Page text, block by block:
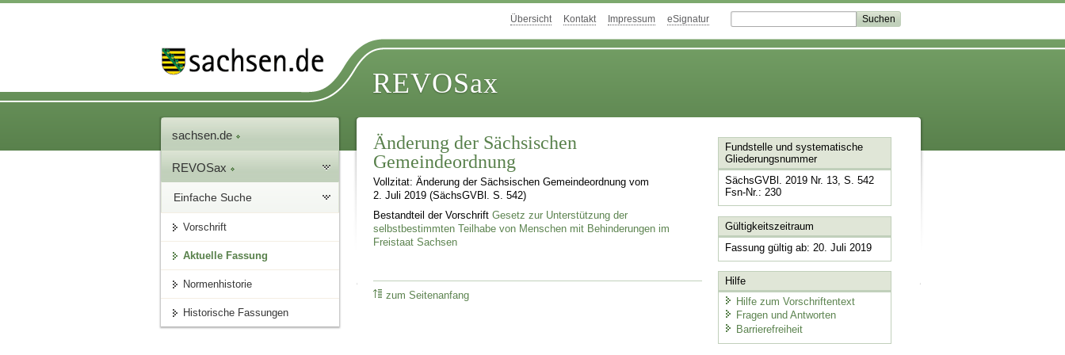
Übersicht Kontakt Impressum eSignatur
REVOSax
sachsen.de
REVOSax
Einfache Suche
Vorschrift
Aktuelle Fassung
Normenhistorie
Historische Fassungen
Änderung der Sächsischen
Gemeindeordnung
Vollzitat: Änderung der Sächsischen Gemeindeordnung vom
2. Juli 2019 (SächsGVBl. S. 542)
Bestandteil der VorschriftGesetz zur Unterstützung der
selbstbestimmten Teilhabe von Menschen mit Behinderungen im
Freistaat Sachsen
zum Seitenanfang
Fundstelle und systematische
Gliederungsnummer
SächsGVBl. 2019 Nr. 13, S. 542
Fsn-Nr.: 230
Gültigkeitszeitraum
Fassung gültig ab: 20. Juli 2019
Hilfe
Hilfe zum Vorschriftentext
Fragen und Antworten
Barrierefreiheit